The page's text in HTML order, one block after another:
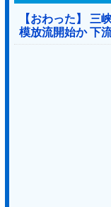
【おわった】 三
模放流開始か 下
る